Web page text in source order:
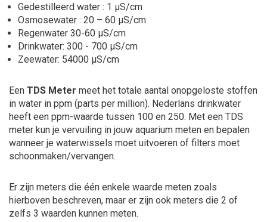
Gedestilleerd water : 1 μS/cm
Osmosewater : 20 – 60 μS/cm
Regenwater 30-60 μS/cm
Drinkwater: 300 - 700 μS/cm
Zeewater: 54000 μS/cm
Een TDS Meter meet het totale aantal onopgeloste stoffen
in water in ppm (parts per million). Nederlans drinkwater
heeft een ppm-waarde tussen 100 en 250. Met een TDS
meter kun je vervuiling in jouw aquarium meten en bepalen
wanneer je waterwissels moet uitvoeren of filters moet
schoonmaken/vervangen.
Er zijn meters die één enkele waarde meten zoals
hierboven beschreven, maar er zijn ook meters die 2 of
zelfs 3 waarden kunnen meten.